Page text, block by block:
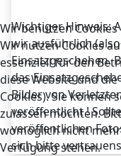
Wichtiger Hinweis:
wir ausführlich
Einsatzgeschehen.
das
Bilder von
veröffentlicht !
veröffentlichen
sich bitte
Wir benutzen Cookies
Wir nutzen Cookies
essenziell für den
diese Website und
Cookies). Sie können
zulassen möchten.
womöglich nicht
Verfügung stehen.